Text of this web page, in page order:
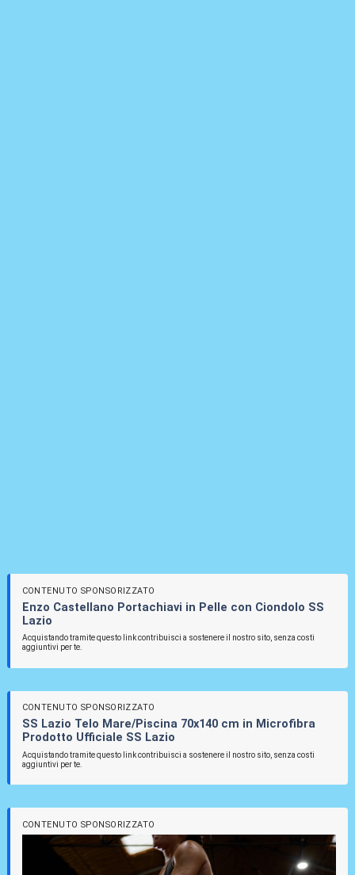
CONTENUTO SPONSORIZZATO
Enzo Castellano Portachiavi in Pelle con Ciondolo SS
Lazio
Acquistando tramite questo link contribuisci a sostenere il nostro sito, senza costi
aggiuntivi per te.
CONTENUTO SPONSORIZZATO
SS Lazio Telo Mare/Piscina 70x140 cm in Microfibra
Prodotto Ufficiale SS Lazio
Acquistando tramite questo link contribuisci a sostenere il nostro sito, senza costi
aggiuntivi per te.
CONTENUTO SPONSORIZZATO